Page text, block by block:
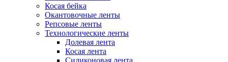
Косая бейка
Окантовочные ленты
Репсовые ленты
Технологические ленты
Долевая лента
Косая лента
Силиконовая лента